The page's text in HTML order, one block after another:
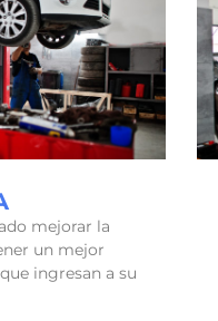
mejorar la
un mejor
ingresan a su